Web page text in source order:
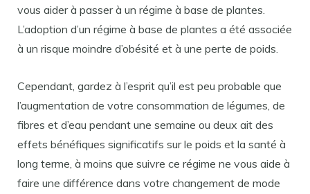
vous aider à passer à un régime à base de plantes.
L’adoption d’un régime à base de plantes a été associée
à un risque moindre d’obésité et à une perte de poids.
Cependant, gardez à l’esprit qu’il est peu probable que
l’augmentation de votre consommation de légumes, de
fibres et d’eau pendant une semaine ou deux ait des
effets bénéfiques significatifs sur le poids et la santé à
long terme, à moins que suivre ce régime ne vous aide à
faire une différence dans votre changement de mode